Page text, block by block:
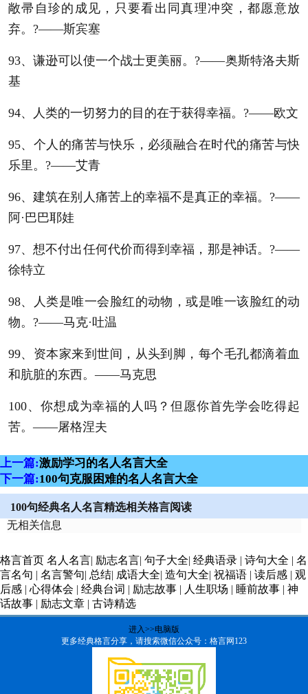
敞帚自珍的成见，只要看出同真理冲突，都愿意放
弃。?——斯宾塞
93、谦逊可以使一个战士更美丽。?——奥斯特洛夫斯
基
94、人类的一切努力的目的在于获得幸福。?——欧文
95、个人的痛苦与快乐，必须融合在时代的痛苦与快
乐里。?——艾青
96、建筑在别人痛苦上的幸福不是真正的幸福。?——
阿·巴巴耶娃
97、想不付出任何代价而得到幸福，那是神话。?——
徐特立
98、人类是唯一会脸红的动物，或是唯一该脸红的动
物。?——马克·吐温
99、资本家来到世间，从头到脚，每个毛孔都滴着血
和肮脏的东西。——马克思
100、你想成为幸福的人吗？但愿你首先学会吃得起
苦。——屠格涅夫
上一篇:激励学习的名人名言大全
下一篇:100句克服困难的名人名言大全
100句经典名人名言精选相关格言阅读
无相关信息
格言首页 名人名言| 励志名言| 句子大全| 经典语录 | 诗句大全 | 名
言名句 | 名言警句| 总结| 成语大全| 造句大全| 祝福语 | 读后感 | 观
后感 | 心得体会 | 经典台词 | 励志故事 | 人生职场 | 睡前故事 | 神
话故事 | 励志文章 | 古诗精选
进入>>电脑版
更多经典格言分享，请搜索微信公众号：格言网123